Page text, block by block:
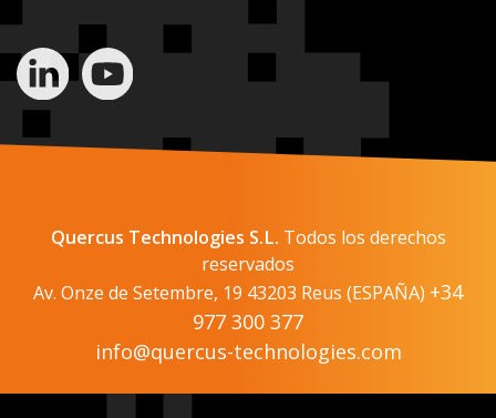
Quercus Technologies S.L. Todos los derechos
reservados
Av. Onze de Setembre, 19 43203 Reus (ESPAÑA) +34
977 300 377
info@quercus-technologies.com